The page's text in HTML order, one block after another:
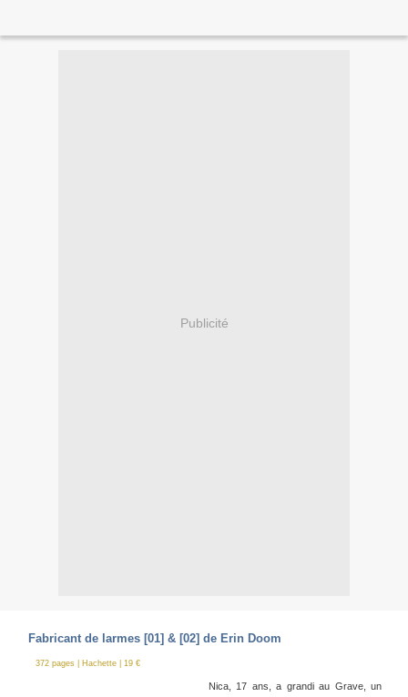
Publicité
Fabricant de larmes [01] & [02] de Erin Doom
372 pages | Hachette | 19 €
Nica, 17 ans, a grandi au Grave, un